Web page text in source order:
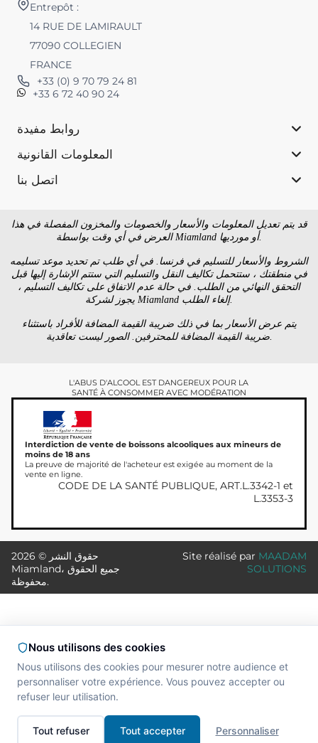
Entrepôt :
14 RUE DE LAMIRAULT
77090 COLLEGIEN
FRANCE
+33 (0) 9 70 79 24 81
+33 6 72 40 90 24
روابط مفيدة
المعلومات القانونية
اتصل بنا
قد يتم تعديل المعلومات والأسعار والخصومات والمخزون المفصلة في هذا
العرض في أي وقت بواسطة Miamland أو مورديها.
الشروط والأسعار للتسليم في فرنسا. في أي طلب تم تحديد موعد تسليمه
في منطقتك ، ستتحمل تكاليف النقل والتسليم التي ستتم الإشارة إليها قبل
التحقق النهائي من الطلب. في حالة عدم الاتفاق على تكاليف التسليم ،
يجوز لشركة Miamland إلغاء الطلب.
يتم عرض الأسعار بما في ذلك ضريبة القيمة المضافة للأفراد باستثناء
ضريبة القيمة المضافة للمحترفين. الصور ليست تعاقدية.
L'ABUS D'ALCOOL EST DANGEREUX POUR LA
SANTÉ À CONSOMMER AVEC MODÉRATION
Interdiction de vente de boissons alcooliques aux mineurs de
moins de 18 ans
La preuve de majorité de l'acheteur est exigée au moment de la
vente en ligne.
CODE DE LA SANTÉ PUBLIQUE, ART.L.3342-1 et
L.3353-3
حقوق النشر © 2026
Miamland، جميع الحقوق
محفوظة.
Site réalisé par MAADAM
SOLUTIONS
Nous utilisons des cookies
Nous utilisons des cookies pour mesurer notre audience et
personnaliser votre expérience. Vous pouvez accepter ou
refuser leur utilisation.
Tout refuser Tout accepter Personnaliser